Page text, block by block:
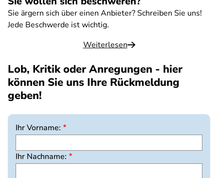
Sie ärgern sich über einen Anbieter? Schreiben Sie uns!
Jede Beschwerde ist wichtig.
Weiterlesen
Lob, Kritik oder Anregungen - hier
können Sie uns Ihre Rückmeldung
geben!
Ihr Vorname:
Ihr Nachname: